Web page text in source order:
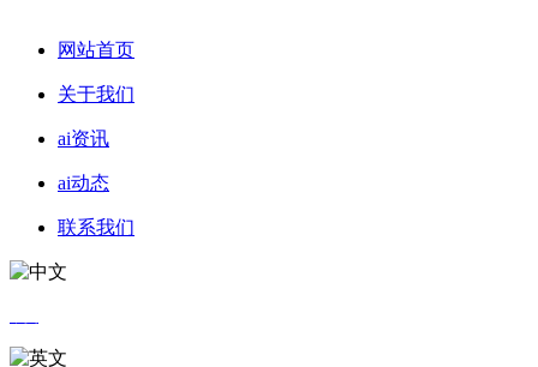
网站首页
关于我们
ai资讯
ai动态
联系我们